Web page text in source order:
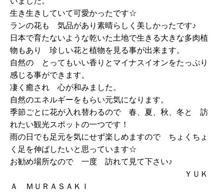
生き生きしていて可愛かったです☆
ランの花も 気品があり素晴らしく美しかったです♪
日本で育たないような乾いた土地で生きる大きな多肉植
物もあり 珍しい花と植物を見る事が出来ます。
自然の とってもいい香りとマイナスイオンをたっぷり
感じる事ができます。
凄く癒され 心が和みました。
自然のエネルギーをもらい元気になります。
季節ごとに花が入れ替わるので 春、夏、秋、冬と 訪
れたい観光スポットの一つです！
雨の日でも足元を気にせず楽しめますので ちょくちょ
く足を伸ばしたいと思っています☆
お勧め場所なので 一度 訪れて見て下さい♪
ＹＵＫ
Ａ ＭＵＲＡＳＡＫＩ